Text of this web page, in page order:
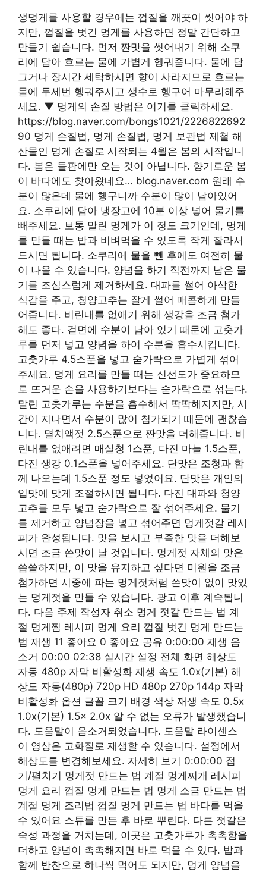
생멍게를 사용할 경우에는 껍질을 깨끗이 씻어야 하
지만, 껍질을 벗긴 멍게를 사용하면 정말 간단하고
만들기 쉽습니다. 먼저 짠맛을 씻어내기 위해 소쿠
리에 담아 흐르는 물에 가볍게 헹궈줍니다. 물에 담
그거나 장시간 세탁하시면 향이 사라지므로 흐르는
물에 두세번 헹궈주시고 생수로 헹구어 마무리해주
세요. ▼ 멍게의 손질 방법은 여기를 클릭하세요.
https://blog.naver.com/bongs1021/2226822692
90 멍게 손질법, 멍게 손질법, 멍게 보관법 제철 해
산물인 멍게 손질로 시작되는 4월은 봄의 시작입니
다. 봄은 들판에만 오는 것이 아닙니다. 향기로운 봄
이 바다에도 찾아왔네요… blog.naver.com 원래 수
분이 많은데 물에 헹구니까 수분이 많이 남아있어
요. 소쿠리에 담아 냉장고에 10분 이상 넣어 물기를
빼주세요. 보통 말린 멍게가 이 정도 크기인데, 멍게
를 만들 때는 밥과 비벼먹을 수 있도록 작게 잘라서
드시면 됩니다. 소쿠리에 물을 뺀 후에도 여전히 물
이 나올 수 있습니다. 양념을 하기 직전까지 남은 물
기를 조심스럽게 제거하세요. 대파를 썰어 아삭한
식감을 주고, 청양고추는 잘게 썰어 매콤하게 만들
어줍니다. 비린내를 없애기 위해 생강을 조금 첨가
해도 좋다. 겉면에 수분이 남아 있기 때문에 고춧가
루를 먼저 넣고 양념을 하여 수분을 흡수시킵니다.
고춧가루 4.5스푼을 넣고 숟가락으로 가볍게 섞어
주세요. 멍게 요리를 만들 때는 신선도가 중요하므
로 뜨거운 손을 사용하기보다는 숟가락으로 섞는다.
말린 고춧가루는 수분을 흡수해서 딱딱해지지만, 시
간이 지나면서 수분이 많이 첨가되기 때문에 괜찮습
니다. 멸치액젓 2.5스푼으로 짠맛을 더해줍니다. 비
린내를 없애려면 매실청 1스푼, 다진 마늘 1.5스푼,
다진 생강 0.1스푼을 넣어주세요. 단맛은 조청과 함
께 나오는데 1.5스푼 정도 넣었어요. 단맛은 개인의
입맛에 맞게 조절하시면 됩니다. 다진 대파와 청양
고추를 모두 넣고 숟가락으로 잘 섞어주세요. 물기
를 제거하고 양념장을 넣고 섞어주면 멍게젓갈 레시
피가 완성됩니다. 맛을 보시고 부족한 맛을 더해보
시면 조금 쓴맛이 날 것입니다. 멍게젓 자체의 맛은
씁쓸하지만, 이 맛을 유지하고 싶다면 미원을 조금
첨가하면 시중에 파는 멍게젓처럼 쓴맛이 없이 맛있
는 멍게젓을 만들 수 있습니다. 광고 이후 계속됩니
다. 다음 주제 작성자 취소 멍게 젓갈 만드는 법 계
절 멍게찜 레시피 멍게 요리 껍질 벗긴 멍게 만드는
법 재생 11 좋아요 0 좋아요 공유 0:00:00 재생 음
소거 00:00 02:38 실시간 설정 전체 화면 해상도
자동 480p 자막 비활성화 재생 속도 1.0x(기본) 해
상도 자동(480p) 720p HD 480p 270p 144p 자막
비활성화 옵션 글꼴 크기 배경 색상 재생 속도 0.5x
1.0x(기본) 1.5x 2.0x 알 수 없는 오류가 발생했습니
다. 도움말이 음소거되었습니다. 도움말 라이센스
이 영상은 고화질로 재생할 수 있습니다. 설정에서
해상도를 변경해보세요. 자세히 보기 0:00:00 접
기/펼치기 멍게젓 만드는 법 계절 멍게찌개 레시피
멍게 요리 껍질 멍게 만드는 법 멍게 소금 만드는 법
계절 멍게 조리법 껍질 멍게 만드는 법 바다를 먹을
수 있어요 스튜를 만든 후 바로 뿌린다. 다른 젓갈은
숙성 과정을 거치는데, 이곳은 고춧가루가 촉촉함을
더하고 양념이 촉촉해지면 바로 먹을 수 있다. 밥과
함께 반찬으로 하나씩 먹어도 되지만, 멍게 양념을